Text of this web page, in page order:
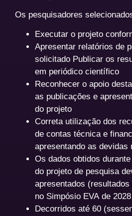
Os pesquisadores
Executar o projeto
Apresentar relatórios de
solicitado Publicar os
em periódico científico
Reconhecer o apoio
as publicações e
do projeto
Correta utilização dos
de contas técnica e
apresentando as devidas
Os dados obtidos
do projeto de pesquisa
apresentados
no Simpósio EVA de 2028
Decorridos até 60